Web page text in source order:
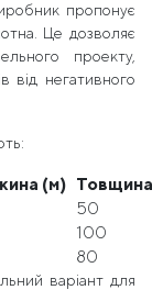
пропонує
Це дозволяє
проекту,
від негативного
(м)
50
100
80
варіант для